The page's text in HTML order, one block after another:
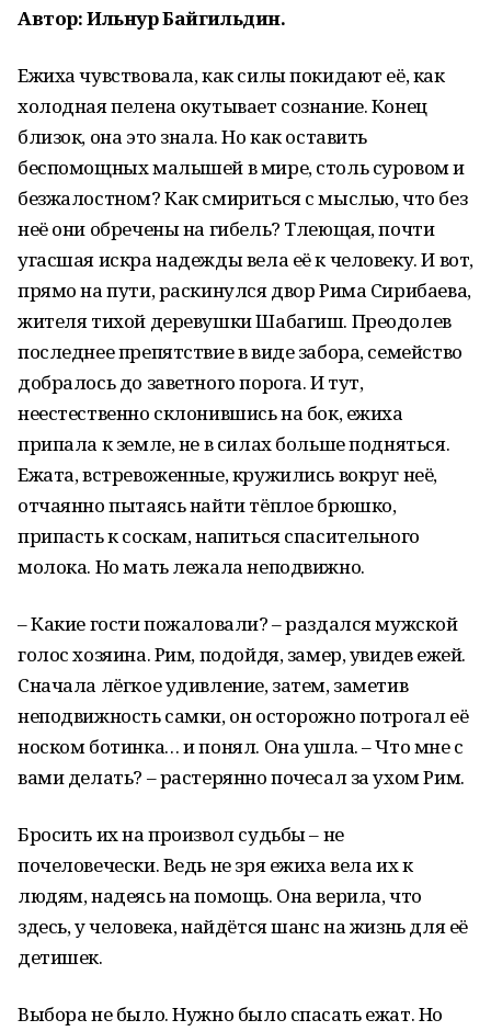
Автор: Ильнур Байгильдин.
Ежиха чувствовала, как силы покидают её, как
холодная пелена окутывает сознание. Конец
близок, она это знала. Но как оставить
беспомощных малышей в мире, столь суровом и
безжалостном? Как смириться с мыслью, что без
неё они обречены на гибель? Тлеющая, почти
угасшая искра надежды вела её к человеку. И вот,
прямо на пути, раскинулся двор Рима Сирибаева,
жителя тихой деревушки Шабагиш. Преодолев
последнее препятствие в виде забора, семейство
добралось до заветного порога. И тут,
неестественно склонившись на бок, ежиха
припала к земле, не в силах больше подняться.
Ежата, встревоженные, кружились вокруг неё,
отчаянно пытаясь найти тёплое брюшко,
припасть к соскам, напиться спасительного
молока. Но мать лежала неподвижно.
– Какие гости пожаловали? – раздался мужской
голос хозяина. Рим, подойдя, замер, увидев ежей.
Сначала лёгкое удивление, затем, заметив
неподвижность самки, он осторожно потрогал её
носком ботинка… и понял. Она ушла. – Что мне с
вами делать? – растерянно почесал за ухом Рим.
Бросить их на произвол судьбы – не
почеловечески. Ведь не зря ежиха вела их к
людям, надеясь на помощь. Она верила, что
здесь, у человека, найдётся шанс на жизнь для её
детишек.
Выбора не было. Нужно было спасать ежат. Но